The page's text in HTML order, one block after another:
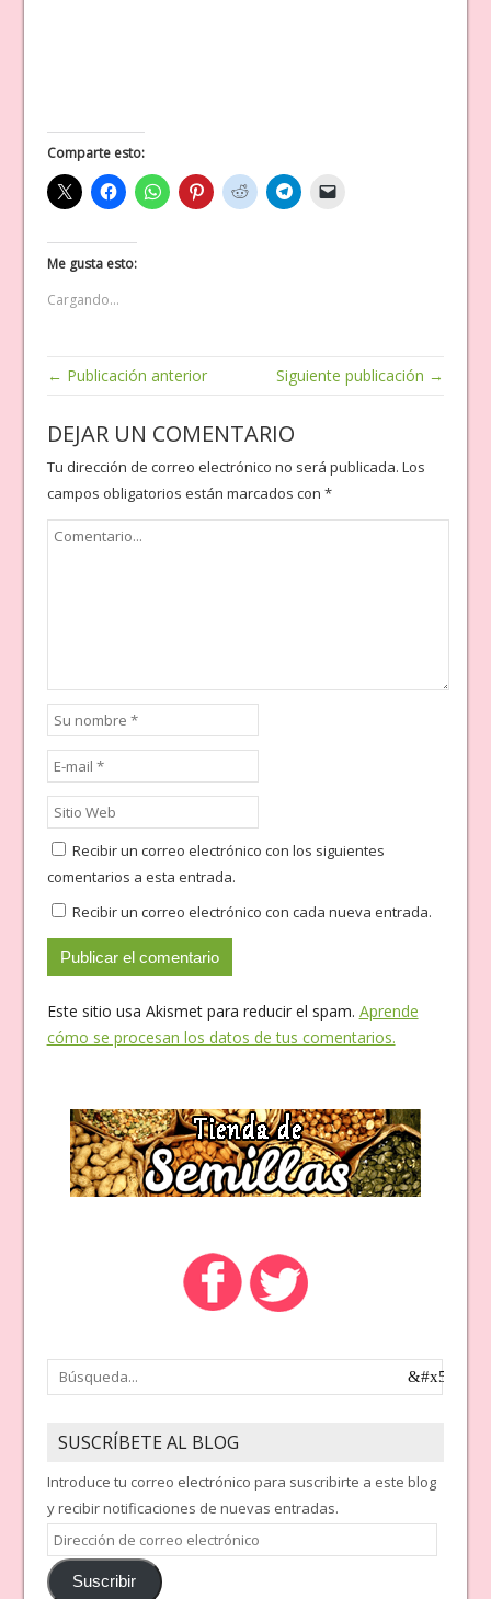
Comparte esto:
Me gusta esto:
Cargando...
← Publicación anterior Siguiente publicación →
DEJAR UN COMENTARIO
Tu dirección de correo electrónico no será publicada. Los
campos obligatorios están marcados con *
Recibir un correo electrónico con los siguientes
comentarios a esta entrada.
Recibir un correo electrónico con cada nueva entrada.
Este sitio usa Akismet para reducir el spam. Aprende
cómo se procesan los datos de tus comentarios.
SUSCRÍBETE AL BLOG
Introduce tu correo electrónico para suscribirte a este blog
y recibir notificaciones de nuevas entradas.
Dirección
de
correoSuscribir